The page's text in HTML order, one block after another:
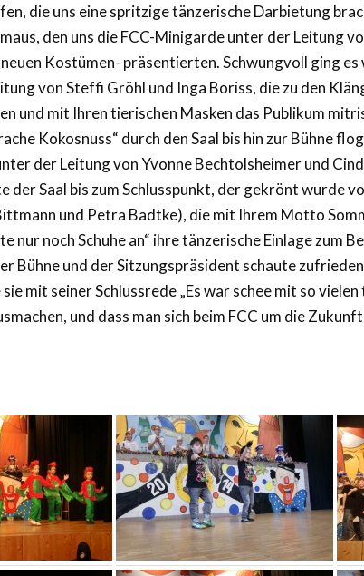
die uns eine spritzige tänzerische Darbietung
den uns die FCC-Minigarde unter der Leitung
Kostümen- präsentierten. Schwungvoll ging
von Steffi Gröhl und Inga Boriss, die zu den
und mit Ihren tierischen Masken das Publikum
Kokosnuss“ durch den Saal bis hin zur Bühne
der Leitung von Yvonne Bechtolsheimer und
der Saal bis zum Schlusspunkt, der gekrönt wurde
und Petra Badtke), die mit Ihrem Motto
nur noch Schuhe an“ ihre tänzerische Einlage zum
Bühne und der Sitzungspräsident schaute
mit seiner Schlussrede „Es war schee mit so
und dass man sich beim FCC um die